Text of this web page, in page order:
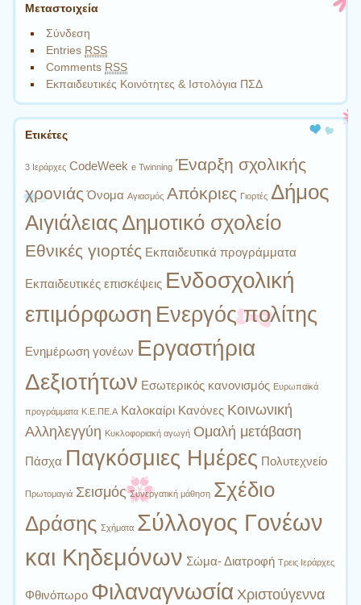
Μεταστοιχεία
Σύνδεση
Entries RSS
Comments RSS
Εκπαιδευτικές Κοινότητες & Ιστολόγια ΠΣΔ
Ετικέτες
3 Ιεράρχες CodeWeek e Twinning Έναρξη σχολικής
χρονιάς Όνομα Αγιασμός Απόκριες Γιορτές Δήμος
ΑιγιάλειαςΔημοτικό σχολείο
Εθνικές γιορτές Εκπαιδευτικά προγράμματα
Εκπαιδευτικές επισκέψεις Ενδοσχολική
επιμόρφωση Ενεργός πολίτης
Ενημέρωση γονέων Εργαστήρια
Δεξιοτήτων Εσωτερικός κανονισμός Ευρωπαϊκά
προγράμματα Κ.Ε.ΠΕ.Α Καλοκαίρι Κανόνες Κοινωνική
Αλληλεγγύη Κυκλοφοριακή αγωγή Ομαλή μετάβαση
Πάσχα Παγκόσμιες Ημέρες Πολυτεχνείο
Πρωτομαγιά Σεισμός Συνεργατική μάθηση Σχέδιο
Δράσης Σχήματα Σύλλογος Γονέων
και Κηδεμόνων Σώμα- Διατροφή Τρεις Ιεράρχες
Φθινόπωρο Φιλαναγνωσία Χριστούγεννα